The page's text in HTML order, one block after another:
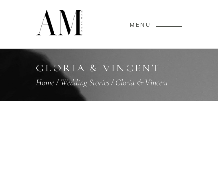
MENU
GLORIA & VINCENT
Home/Wedding Stories/Gloria & Vincent